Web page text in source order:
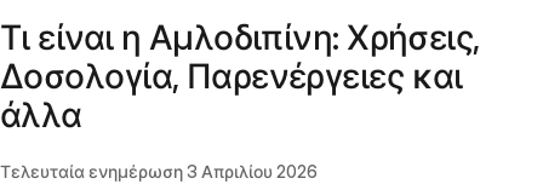
Τι είναι η Αμλοδιπίνη: Χρήσεις,
Δοσολογία, Παρενέργειες και
άλλα
Τελευταία ενημέρωση3 Απριλίου 2026